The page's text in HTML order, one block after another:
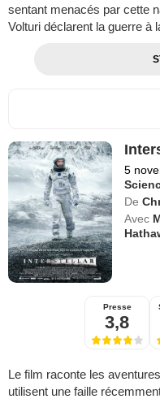
sentant menacés par cette
Volturi déclarent la guerre à
5
De
Avec
Presse
3,8
Le film raconte les
utilisent une faille